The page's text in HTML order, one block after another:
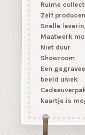
Ruime
Zelf
Snelle
Maatwerk
Niet duur
Showroom
Een
beeld uniek
kaartje is